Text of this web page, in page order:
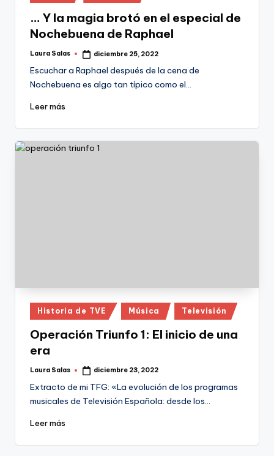
en
… Y la magia brotó en el especial de
Nochebuena de Raphael
Publicado
Laura Salas diciembre 25, 2022
Escuchar a Raphael después de la cena de
Nochebuena es algo tan típico como el…
Leer más
Publicado
en
Historia de TVE Música Televisión
Operación Triunfo 1: El inicio de una
era
Publicado
Laura Salas diciembre 23, 2022
Extracto de mi TFG: «La evolución de los programas
musicales de Televisión Española: desde los…
Leer más